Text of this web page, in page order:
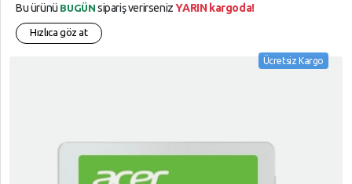
Bu ürünü BUGÜN sipariş verirsenizYARIN kargoda!
Hızlıca göz at
Ücretsiz Kargo